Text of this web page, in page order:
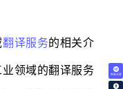
免费试译
翻译服务的相关介
领域的翻译服务